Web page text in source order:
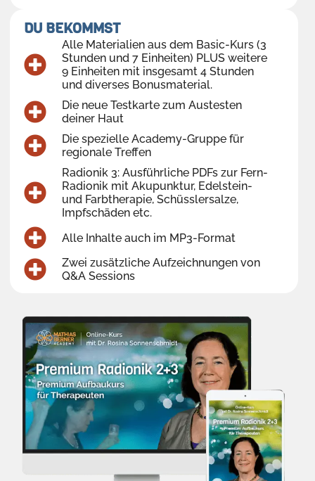
DU BEKOMMST
Alle Materialien aus dem Basic-Kurs (3
Stunden und 7 Einheiten) PLUS weitere
9 Einheiten mit insgesamt 4 Stunden
und diverses Bonusmaterial.
Die neue Testkarte zum Austesten
deiner Haut
Die spezielle Academy-Gruppe für
regionale Treffen
Radionik 3: Ausführliche PDFs zur Fern-
Radionik mit Akupunktur, Edelstein-
und Farbtherapie, Schüsslersalze,
Impfschäden etc.
Alle Inhalte auch im MP3-Format
Zwei zusätzliche Aufzeichnungen von
Q&A Sessions